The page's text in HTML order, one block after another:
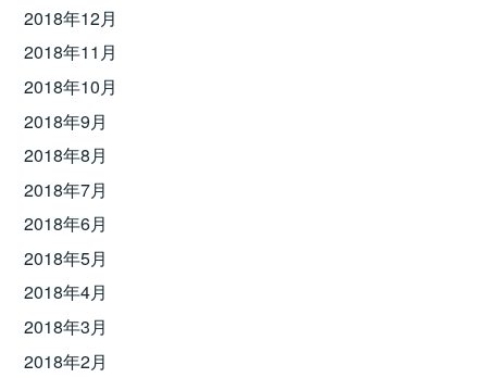
2018年12月
2018年11月
2018年10月
2018年9月
2018年8月
2018年7月
2018年6月
2018年5月
2018年4月
2018年3月
2018年2月